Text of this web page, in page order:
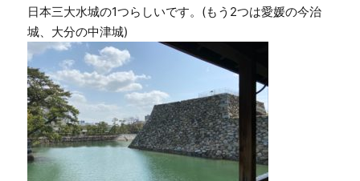
日本三大水城の1つらしいです。(もう2つは愛媛の今治
城、大分の中津城)